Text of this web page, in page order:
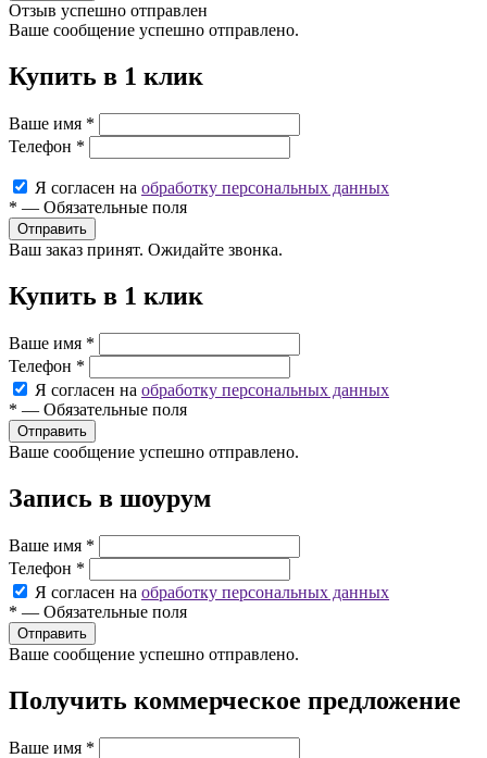
Отзыв успешно отправлен
Ваше сообщение успешно отправлено.
Купить в 1 клик
Ваше имя *
Телефон *
Я согласен на обработку персональных данных
* — Обязательные поля
Ваш заказ принят. Ожидайте звонка.
Купить в 1 клик
Ваше имя *
Телефон *
Я согласен на обработку персональных данных
* — Обязательные поля
Ваше сообщение успешно отправлено.
Запись в шоурум
Ваше имя *
Телефон *
Я согласен на обработку персональных данных
* — Обязательные поля
Ваше сообщение успешно отправлено.
Получить коммерческое предложение
Ваше имя *